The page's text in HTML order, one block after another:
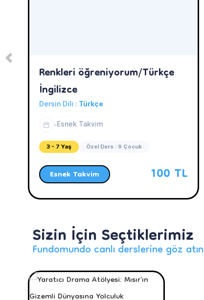
Renkleri öğreniyorum/Türkçe
İngilizce
Dersin Dili : Türkçe
Esnek Takvim
3 - 7 Yaş Özel Ders : 9 Çocuk
Esnek Takvim 100 TL
Sizin İçin Seçtiklerimiz
Fundomundo canlı derslerine göz atın